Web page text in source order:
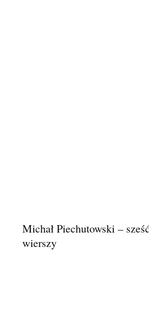
Michał Piechutowski – sześć
wierszy